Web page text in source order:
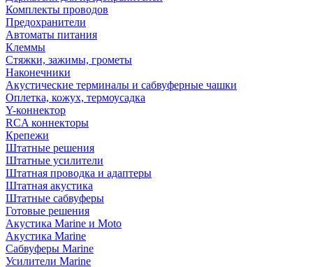
Комплекты проводов
Предохранители
Автоматы питания
Клеммы
Стяжки, зажимы, грометы
Наконечники
Акустические терминалы и сабвуферные чашки
Оплетка, кожух, термоусадка
Y-коннектор
RCA коннекторы
Крепежи
Штатные решения
Штатные усилители
Штатная проводка и адаптеры
Штатная акустика
Штатные сабвуферы
Готовые решения
Акустика Marine и Moto
Акустика Marine
Сабвуферы Marine
Усилители Marine